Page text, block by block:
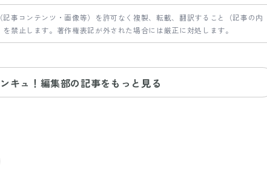
事コンテンツ・画像等）を許可なく複製、転載、翻訳すること（記事の内
禁止します。著作権表記が外された場合には厳正に対処します。
キュ！編集部の記事をもっと見る